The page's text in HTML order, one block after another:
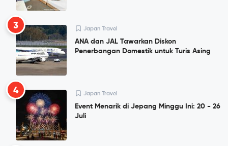
3 Japan Travel
ANA dan JAL Tawarkan Diskon
Penerbangan Domestik untuk Turis Asing
4 Japan Travel
Event Menarik di Jepang Minggu Ini: 20 - 26
Juli